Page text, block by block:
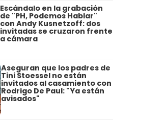
Escándalo en la grabación
de "PH, Podemos Hablar"
con Andy Kusnetzoff: dos
invitadas se cruzaron frente
a cámara
Aseguran que los padres de
Tini Stoessel no están
invitados al casamiento con
Rodrigo De Paul: "Ya están
avisados"